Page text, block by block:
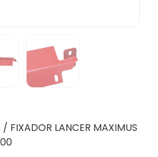
/ FIXADOR LANCER MAXIMUS